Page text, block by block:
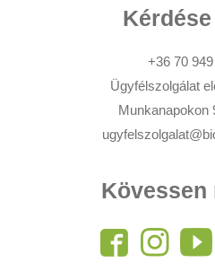
+36 70
Ügyfélszolgálat
Munkanapokon
Kövessen